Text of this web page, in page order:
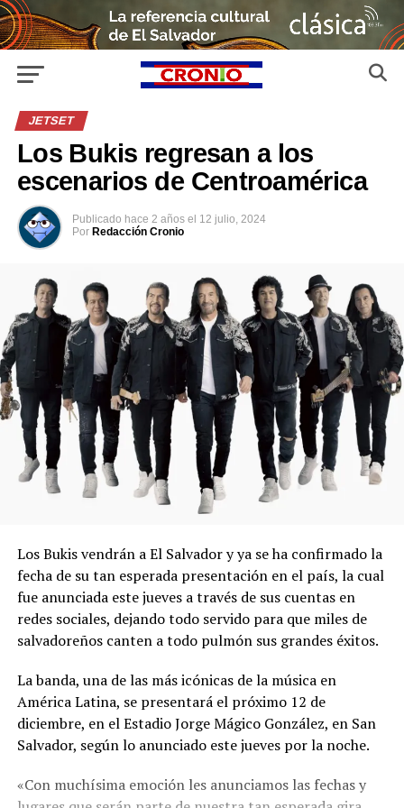
JETSET
Los Bukis regresan a los
escenarios de Centroamérica
Publicado hace 2 años el 12 julio, 2024
Por Redacción Cronio
Los Bukis vendrán a El Salvador y ya se ha confirmado la
fecha de su tan esperada presentación en el país, la cual
fue anunciada este jueves a través de sus cuentas en
redes sociales, dejando todo servido para que miles de
salvadoreños canten a todo pulmón sus grandes éxitos.
La banda, una de las más icónicas de la música en
América Latina, se presentará el próximo 12 de
diciembre, en el Estadio Jorge Mágico González, en San
Salvador, según lo anunciado este jueves por la noche.
«Con muchísima emoción les anunciamos las fechas y